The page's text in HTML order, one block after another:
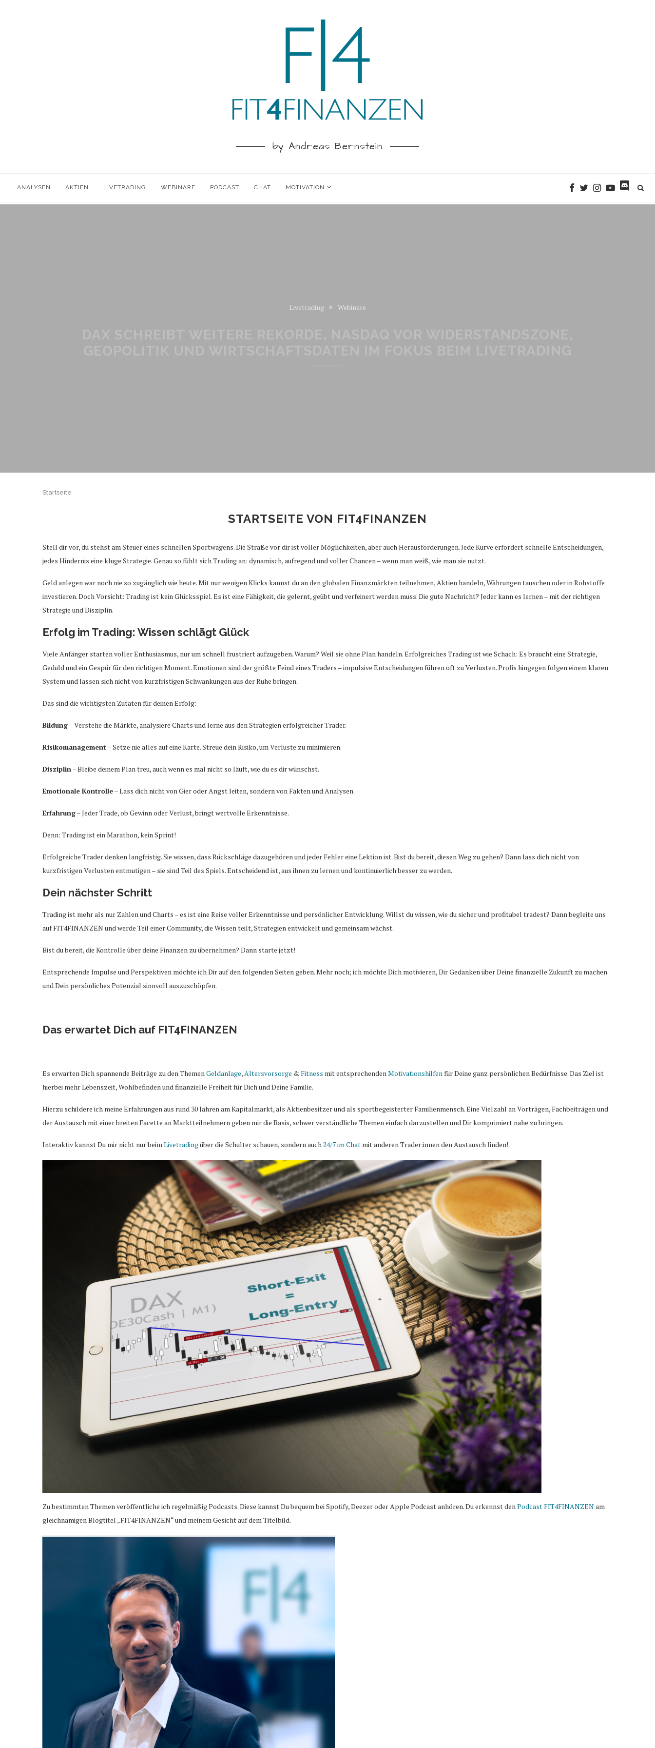
by Andreas Bernstein
ANALYSEN AKTIEN LIVETRADING WEBINARE PODCAST CHAT MOTIVATION
Startseite
STARTSEITE VON FIT4FINANZEN
Stell dir vor, du stehst am Steuer eines schnellen Sportwagens. Die Straße vor dir ist voller Möglichkeiten, aber auch Herausforderungen. Jede Kurve erfordert schnelle Entscheidungen,
jedes Hindernis eine kluge Strategie. Genau so fühlt sich Trading an: dynamisch, aufregend und voller Chancen – wenn man weiß, wie man sie nutzt.
Geld anlegen war noch nie so zugänglich wie heute. Mit nur wenigen Klicks kannst du an den globalen Finanzmärkten teilnehmen, Aktien handeln, Währungen tauschen oder in Rohstoffe
investieren. Doch Vorsicht: Trading ist kein Glücksspiel. Es ist eine Fähigkeit, die gelernt, geübt und verfeinert werden muss. Die gute Nachricht? Jeder kann es lernen – mit der richtigen
Strategie und Disziplin.
Erfolg im Trading: Wissen schlägt Glück
Viele Anfänger starten voller Enthusiasmus, nur um schnell frustriert aufzugeben. Warum? Weil sie ohne Plan handeln. Erfolgreiches Trading ist wie Schach: Es braucht eine Strategie,
Geduld und ein Gespür für den richtigen Moment. Emotionen sind der größte Feind eines Traders – impulsive Entscheidungen führen oft zu Verlusten. Profis hingegen folgen einem klaren
System und lassen sich nicht von kurzfristigen Schwankungen aus der Ruhe bringen.
Das sind die wichtigsten Zutaten für deinen Erfolg:
Bildung– Verstehe die Märkte, analysiere Charts und lerne aus den Strategien erfolgreicher Trader.
Risikomanagement – Setze nie alles auf eine Karte. Streue dein Risiko, um Verluste zu minimieren.
Disziplin – Bleibe deinem Plan treu, auch wenn es mal nicht so läuft, wie du es dir wünschst.
Emotionale Kontrolle– Lass dich nicht von Gier oder Angst leiten, sondern von Fakten und Analysen.
Erfahrung– Jeder Trade, ob Gewinn oder Verlust, bringt wertvolle Erkenntnisse.
Denn: Trading ist ein Marathon, kein Sprint!
Erfolgreiche Trader denken langfristig. Sie wissen, dass Rückschläge dazugehören und jeder Fehler eine Lektion ist. Bist du bereit, diesen Weg zu gehen? Dann lass dich nicht von
kurzfristigen Verlusten entmutigen – sie sind Teil des Spiels. Entscheidend ist, aus ihnen zu lernen und kontinuierlich besser zu werden.
Dein nächster Schritt
Trading ist mehr als nur Zahlen und Charts – es ist eine Reise voller Erkenntnisse und persönlicher Entwicklung. Willst du wissen, wie du sicher und profitabel tradest? Dann begleite uns
auf FIT4FINANZEN und werde Teil einer Community, die Wissen teilt, Strategien entwickelt und gemeinsam wächst.
Bist du bereit, die Kontrolle über deine Finanzen zu übernehmen? Dann starte jetzt!
Entsprechende Impulse und Perspektiven möchte ich Dir auf den folgenden Seiten geben. Mehr noch; ich möchte Dich motivieren, Dir Gedanken über Deine finanzielle Zukunft zu machen
und Dein persönliches Potenzial sinnvoll auszuschöpfen.
Das erwartet Dich auf FIT4FINANZEN
Es erwarten Dich spannende Beiträge zu den Themen Geldanlage, Altersvorsorge & Fitness mit entsprechenden Motivationshilfen für Deine ganz persönlichen Bedürfnisse. Das Ziel ist
hierbei mehr Lebenszeit, Wohlbefinden und finanzielle Freiheit für Dich und Deine Familie.
Hierzu schildere ich meine Erfahrungen aus rund 30 Jahren am Kapitalmarkt, als Aktienbesitzer und als sportbegeisterter Familienmensch. Eine Vielzahl an Vorträgen, Fachbeiträgen und
der Austausch mit einer breiten Facette an Marktteilnehmern geben mir die Basis, schwer verständliche Themen einfach darzustellen und Dir komprimiert nahe zu bringen.
Interaktiv kannst Du mir nicht nur beim Livetradingüber die Schulter schauen, sondern auch 24/7 im Chat mit anderen Trader:innen den Austausch finden!
Zu bestimmten Themen veröffentliche ich regelmäßig Podcasts. Diese kannst Du bequem bei Spotify, Deezer oder Apple Podcast anhören. Du erkennst den Podcast FIT4FINANZENam
gleichnamigen Blogtitel „FIT4FINANZEN“ und meinem Gesicht auf dem Titelbild.